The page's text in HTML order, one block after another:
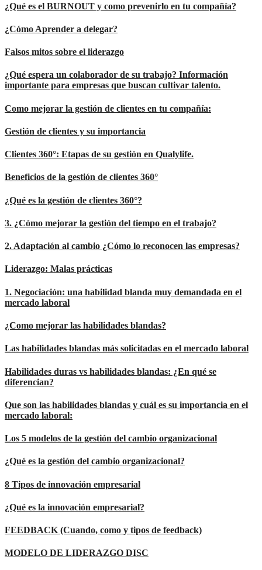
¿Qué es el BURNOUT y como prevenirlo en tu compañía?
¿Cómo Aprender a delegar?
Falsos mitos sobre el liderazgo
¿Qué espera un colaborador de su trabajo? Información
importante para empresas que buscan cultivar talento.
Como mejorar la gestión de clientes en tu compañía:
Gestión de clientes y su importancia
Clientes 360°: Etapas de su gestión en Qualylife.
Beneficios de la gestión de clientes 360°
¿Qué es la gestión de clientes 360°?
3. ¿Cómo mejorar la gestión del tiempo en el trabajo?
2. Adaptación al cambio ¿Cómo lo reconocen las empresas?
Liderazgo: Malas prácticas
1. Negociación: una habilidad blanda muy demandada en el
mercado laboral
¿Como mejorar las habilidades blandas?
Las habilidades blandas más solicitadas en el mercado laboral
Habilidades duras vs habilidades blandas: ¿En qué se
diferencian?
Que son las habilidades blandas y cuál es su importancia en el
mercado laboral:
Los 5 modelos de la gestión del cambio organizacional
¿Qué es la gestión del cambio organizacional?
8 Tipos de innovación empresarial
¿Qué es la innovación empresarial?
FEEDBACK (Cuando, como y tipos de feedback)
MODELO DE LIDERAZGO DISC